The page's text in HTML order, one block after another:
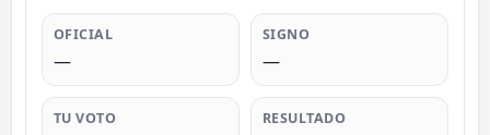
OFICIAL
—
SIGNO
—
TU VOTO RESULTADO